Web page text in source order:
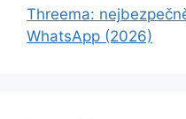
Threema:
WhatsApp (2026)